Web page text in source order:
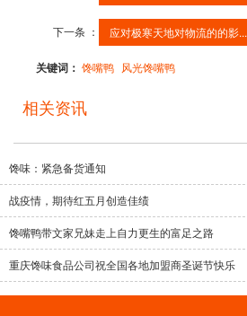
下一条 ： 应对极寒天地对物流的的影...
关键词： 馋嘴鸭 风光馋嘴鸭
相关资讯
馋味：紧急备货通知
战疫情，期待红五月创造佳绩
馋嘴鸭带文家兄妹走上自力更生的富足之路
重庆馋味食品公司祝全国各地加盟商圣诞节快乐